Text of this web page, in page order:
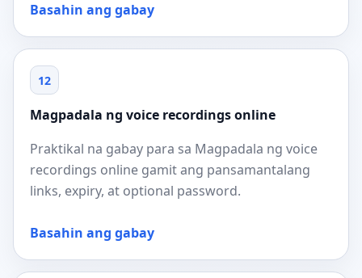
Basahin ang gabay
12
Magpadala ng voice recordings online
Praktikal na gabay para sa Magpadala ng voice
recordings online gamit ang pansamantalang
links, expiry, at optional password.
Basahin ang gabay